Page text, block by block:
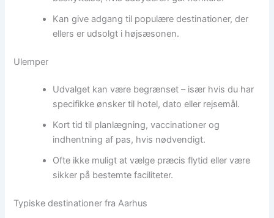
Kan give adgang til populære destinationer, der
ellers er udsolgt i højsæsonen.
Ulemper
Udvalget kan være begrænset – især hvis du har
specifikke ønsker til hotel, dato eller rejsemål.
Kort tid til planlægning, vaccinationer og
indhentning af pas, hvis nødvendigt.
Ofte ikke muligt at vælge præcis flytid eller være
sikker på bestemte faciliteter.
Typiske destinationer fra Aarhus